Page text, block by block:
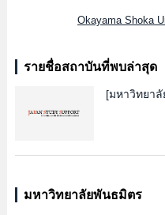
Okayama Shoka
รายชื่อสถาบันที่พบล่าสุด
[มหาวิทยาลั
มหาวิทยาลัยพันธมิตร